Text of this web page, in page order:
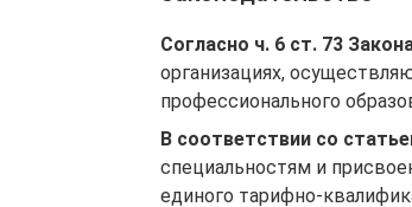
Согласно ч. 6 ст. 73
организациях,
профессионального
В соответствии со
специальностям и
единого тарифно-